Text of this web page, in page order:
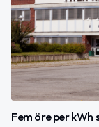
Fem öre per